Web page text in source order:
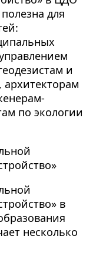
для
и
по экологии
в
несколько